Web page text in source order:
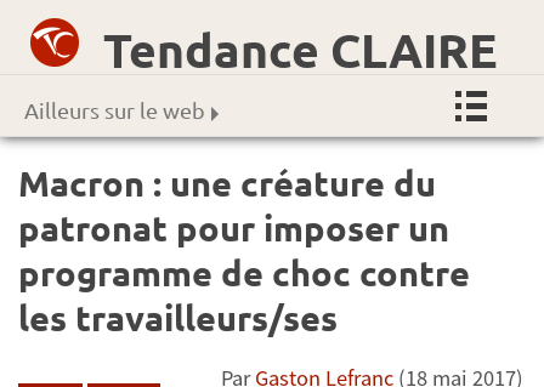
Tendance CLAIRE
Ailleurs sur le web
Macron : une créature du
patronat pour imposer un
programme de choc contre
les travailleurs/ses
ParGaston Lefranc (18 mai 2017)